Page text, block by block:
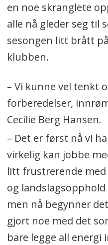
en noe skranglete
alle nå gleder seg til
sesongen litt brått
klubben.
– Vi kunne vel tenkt
forberedelser,
Cecilie Berg Hansen.
– Det er først nå vi
virkelig kan jobbe
litt frustrerende med
og
men nå begynner
gjort noe med det
bare legge all energi